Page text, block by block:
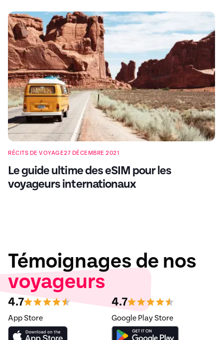
RÉCITS DE VOYAGE27 DÉCEMBRE 2021
Le guide ultime des eSIM pour les
voyageurs internationaux
Témoignages de nos
voyageurs
4.7
App Store
4.7
Google Play Store